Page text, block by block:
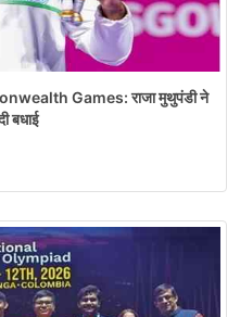
Games: राजा मुथुपंडी ने
बधाई